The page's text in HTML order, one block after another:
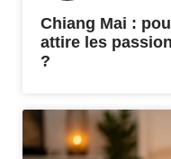
Chiang Mai :
attire les
?